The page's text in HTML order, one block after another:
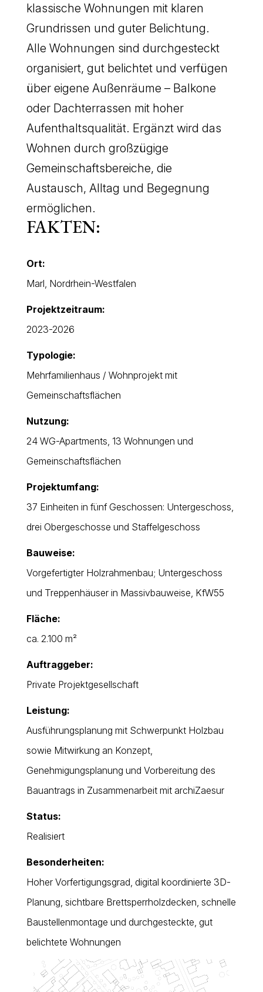
klassische Wohnungen mit klaren
Grundrissen und guter Belichtung.
Alle Wohnungen sind durchgesteckt
organisiert, gut belichtet und verfügen
über eigene Außenräume – Balkone
oder Dachterrassen mit hoher
Aufenthaltsqualität. Ergänzt wird das
Wohnen durch großzügige
Gemeinschaftsbereiche, die
Austausch, Alltag und Begegnung
ermöglichen.
FAKTEN:
Ort:
Marl, Nordrhein-Westfalen
Projektzeitraum:
2023-2026
Typologie:
Mehrfamilienhaus / Wohnprojekt mit
Gemeinschaftsflächen
Nutzung:
24 WG-Apartments, 13 Wohnungen und
Gemeinschaftsflächen
Projektumfang:
37 Einheiten in fünf Geschossen: Untergeschoss,
drei Obergeschosse und Staffelgeschoss
Bauweise:
Vorgefertigter Holzrahmenbau; Untergeschoss
und Treppenhäuser in Massivbauweise, KfW55
Fläche:
ca. 2.100 m²
Auftraggeber:
Private Projektgesellschaft
Leistung:
Ausführungsplanung mit Schwerpunkt Holzbau
sowie Mitwirkung an Konzept,
Genehmigungsplanung und Vorbereitung des
Bauantrags in Zusammenarbeit mit archiZaesur
Status:
Realisiert
Besonderheiten:
Hoher Vorfertigungsgrad, digital koordinierte 3D-
Planung, sichtbare Brettsperrholzdecken, schnelle
Baustellenmontage und durchgesteckte, gut
belichtete Wohnungen